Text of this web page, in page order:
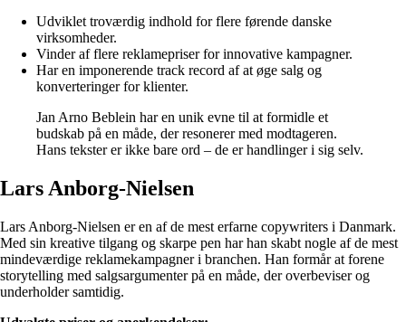
Udviklet troværdig indhold for flere førende danske
virksomheder.
Vinder af flere reklamepriser for innovative kampagner.
Har en imponerende track record af at øge salg og
konverteringer for klienter.
Jan Arno Beblein har en unik evne til at formidle et
budskab på en måde, der resonerer med modtageren.
Hans tekster er ikke bare ord – de er handlinger i sig selv.
Lars Anborg-Nielsen
Lars Anborg-Nielsen er en af de mest erfarne copywriters i Danmark.
Med sin kreative tilgang og skarpe pen har han skabt nogle af de mest
mindeværdige reklamekampagner i branchen. Han formår at forene
storytelling med salgsargumenter på en måde, der overbeviser og
underholder samtidig.